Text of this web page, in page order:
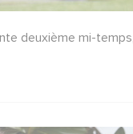
deuxième mi-